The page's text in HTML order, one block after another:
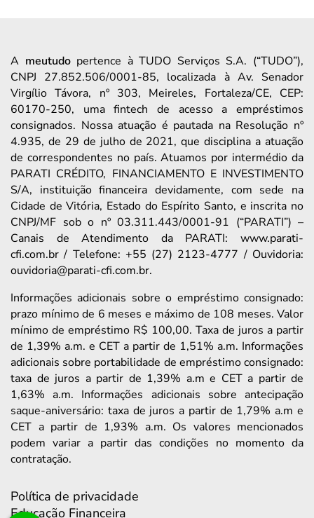
A meutudopertence à TUDO Serviços S.A. (“TUDO”),
CNPJ 27.852.506/0001-85, localizada à Av. Senador
Virgílio Távora, nº 303, Meireles, Fortaleza/CE, CEP:
60170-250, uma fintech de acesso a empréstimos
consignados. Nossa atuação é pautada na Resolução nº
4.935, de 29 de julho de 2021, que disciplina a atuação
de correspondentes no país. Atuamos por intermédio da
PARATI CRÉDITO, FINANCIAMENTO E INVESTIMENTO
S/A, instituição financeira devidamente, com sede na
Cidade de Vitória, Estado do Espírito Santo, e inscrita no
CNPJ/MF sob o nº 03.311.443/0001-91 (“PARATI”) –
Canais de Atendimento da PARATI: www.parati-
cfi.com.br / Telefone: +55 (27) 2123-4777 / Ouvidoria:
ouvidoria@parati-cfi.com.br.
Informações adicionais sobre o empréstimo consignado:
prazo mínimo de 6 meses e máximo de 108 meses. Valor
mínimo de empréstimo R$ 100,00. Taxa de juros a partir
de 1,39% a.m. e CET a partir de 1,51% a.m. Informações
adicionais sobre portabilidade de empréstimo consignado:
taxa de juros a partir de 1,39% a.m e CET a partir de
1,63% a.m. Informações adicionais sobre antecipação
saque-aniversário: taxa de juros a partir de 1,79% a.m e
CET a partir de 1,93% a.m. Os valores mencionados
podem variar a partir das condições no momento da
contratação.
Política de privacidade
Educação Financeira